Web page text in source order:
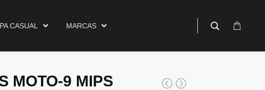
CASUAL MARCAS
Marcas 0
MOTO-9 MIPS